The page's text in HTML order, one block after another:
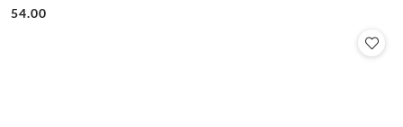
Cena:
54.00